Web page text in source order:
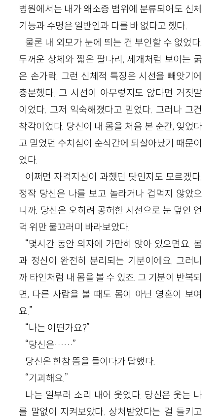
병원에서는 내가 왜소증 범위에 분류되어도 신체
기능과 수명은 일반인과 다를 바 없다고 했다.
물론 내 외모가 눈에 띄는 건 부인할 수 없었다.
두꺼운 상체와 짧은 팔다리, 세개처럼 보이는 굵
은 손가락. 그런 신체적 특징은 시선을 빼앗기에
충분했다. 그 시선이 아무렇지도 않다면 거짓말
이었다. 그저 익숙해졌다고 믿었다. 그러나 그건
착각이었다. 당신이 내 몸을 처음 본 순간, 잊었다
고 믿었던 수치심이 순식간에 되살아났기 때문이
었다.
어쩌면 자격지심이 과했던 탓인지도 모르겠다.
정작 당신은 나를 보고 놀라거나 겁먹지 않았으
니까. 당신은 오히려 공허한 시선으로 눈 덮인 언
덕 위만 물끄러미 바라보았다.
“몇시간 동안 의자에 가만히 앉아 있으면요. 몸
과 정신이 완전히 분리되는 기분이에요. 그러니
까 타인처럼 내 몸을 볼 수 있죠. 그 기분이 반복되
면, 다른 사람을 볼 때도 몸이 아닌 영혼이 보여
요.”
“나는 어떤가요?”
“당신은……”
당신은 한참 뜸을 들이다가 답했다.
“기괴해요.”
나는 일부러 소리 내어 웃었다. 당신은 웃는 나
를 말없이 지켜보았다. 상처받았다는 걸 들키고